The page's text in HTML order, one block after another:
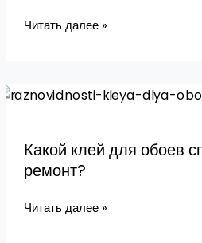
не
Читать далее »
Какой клей для обоев
ремонт?
Какой
обоев
спасет
ремонт?
Читать далее »